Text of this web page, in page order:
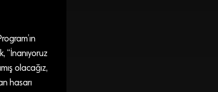
“İnanıyoruz
olacağız,
hasarı